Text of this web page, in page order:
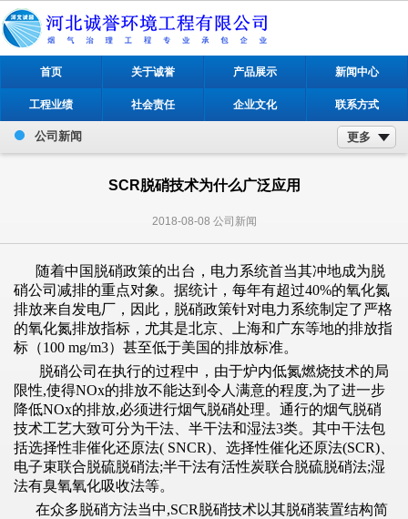
首页 关于诚誉 产品展示 新闻中心
工程业绩 社会责任 企业文化 联系方式
公司新闻 更多
SCR脱硝技术为什么广泛应用
2018-08-08 公司新闻
随着中国脱硝政策的出台，电力系统首当其冲地成为脱
硝公司减排的重点对象。据统计，每年有超过40%的氧化氮
排放来自发电厂，因此，脱硝政策针对电力系统制定了严格
的氧化氮排放指标，尤其是北京、上海和广东等地的排放指
标（100 mg/m3）甚至低于美国的排放标准。
脱硝公司在执行的过程中，由于炉内低氮燃烧技术的局
限性,使得NOx的排放不能达到令人满意的程度,为了进一步
降低NOx的排放,必须进行烟气脱硝处理。通行的烟气脱硝
技术工艺大致可分为干法、半干法和湿法3类。其中干法包
括选择性非催化还原法( SNCR)、选择性催化还原法(SCR)、
电子束联合脱硫脱硝法;半干法有活性炭联合脱硫脱硝法;湿
法有臭氧氧化吸收法等。
在众多脱硝方法当中,SCR脱硝技术以其脱硝装置结构简